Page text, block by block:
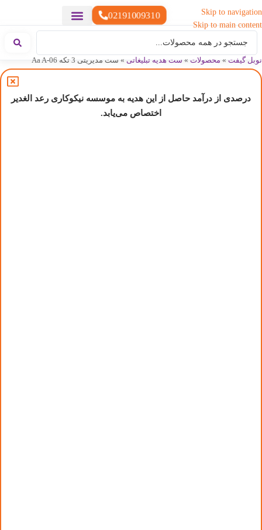
Skip to navigation
Skip to main content
02191009310
نوبل گیفت » محصولات » ست هدیه تبلیغاتی » ست مدیریتی 3 تکه Aa A-06
درصدی از درآمد حاصل از این هدیه به موسسه نیکوکاری رعد الغدیر
اختصاص می‌یابد.